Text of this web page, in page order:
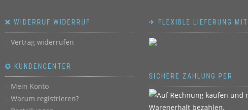
❌ WIDERRUF WIDERRUF
Vertrag widerrufen
✪ KUNDENCENTER
Mein Konto
Warum registrieren?
✈ FLEXIBLE LIEFERUNG MIT
SICHERE ZAHLUNG PER